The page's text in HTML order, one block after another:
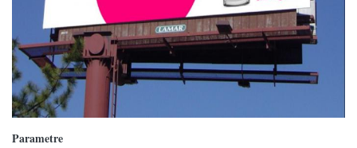
Parametre